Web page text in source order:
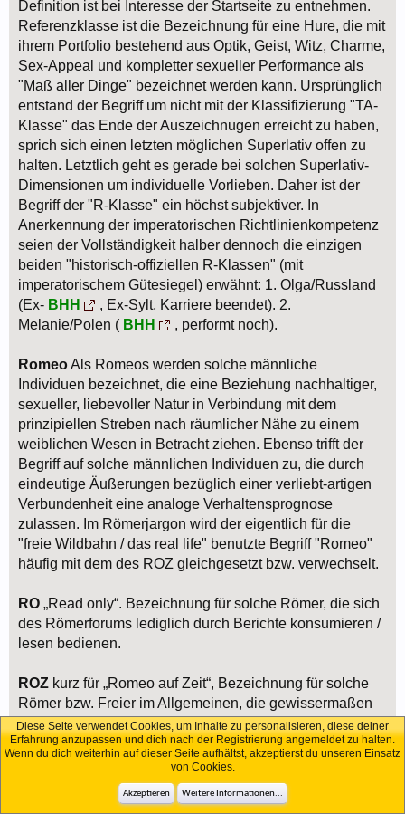
Definition ist bei Interesse der Startseite zu entnehmen.
Referenzklasse ist die Bezeichnung für eine Hure, die mit
ihrem Portfolio bestehend aus Optik, Geist, Witz, Charme,
Sex-Appeal und kompletter sexueller Performance als
"Maß aller Dinge" bezeichnet werden kann. Ursprünglich
entstand der Begriff um nicht mit der Klassifizierung "TA-
Klasse" das Ende der Auszeichnugen erreicht zu haben,
sprich sich einen letzten möglichen Superlativ offen zu
halten. Letztlich geht es gerade bei solchen Superlativ-
Dimensionen um individuelle Vorlieben. Daher ist der
Begriff der "R-Klasse" ein höchst subjektiver. In
Anerkennung der imperatorischen Richtlinienkompetenz
seien der Vollständigkeit halber dennoch die einzigen
beiden "historisch-offiziellen R-Klassen" (mit
imperatorischem Gütesiegel) erwähnt: 1. Olga/Russland
(Ex- BHH
, Ex-Sylt, Karriere beendet). 2.
Melanie/Polen ( BHH , performt noch).
RomeoAls Romeos werden solche männliche
Individuen bezeichnet, die eine Beziehung nachhaltiger,
sexueller, liebevoller Natur in Verbindung mit dem
prinzipiellen Streben nach räumlicher Nähe zu einem
weiblichen Wesen in Betracht ziehen. Ebenso trifft der
Begriff auf solche männlichen Individuen zu, die durch
eindeutige Äußerungen bezüglich einer verliebt-artigen
Verbundenheit eine analoge Verhaltensprognose
zulassen. Im Römerjargon wird der eigentlich für die
"freie Wildbahn / das real life" benutzte Begriff "Romeo"
häufig mit dem des ROZ gleichgesetzt bzw. verwechselt.
RO „Read only“. Bezeichnung für solche Römer, die sich
des Römerforums lediglich durch Berichte konsumieren /
lesen bedienen.
ROZ kurz für „Romeo auf Zeit“, Bezeichnung für solche
Römer bzw. Freier im Allgemeinen, die gewissermaßen
„auf Zeit“ (sprich für die Dauer ihres Clubaufenthalts)
starke emotionale Bindungen zu den käuflichen Damen
Ihrer Wahl aufbauen, allerdings zum prinzipiellen und
schnelle Abschalten nach Club-Verlassen in der Lage
Diese Seite verwendet Cookies, um Inhalte zu personalisieren, diese deiner
Erfahrung anzupassen und dich nach der Registrierung angemeldet zu halten.
Wenn du dich weiterhin auf dieser Seite aufhältst, akzeptierst du unseren Einsatz
von Cookies.
Akzeptieren Weitere Informationen...